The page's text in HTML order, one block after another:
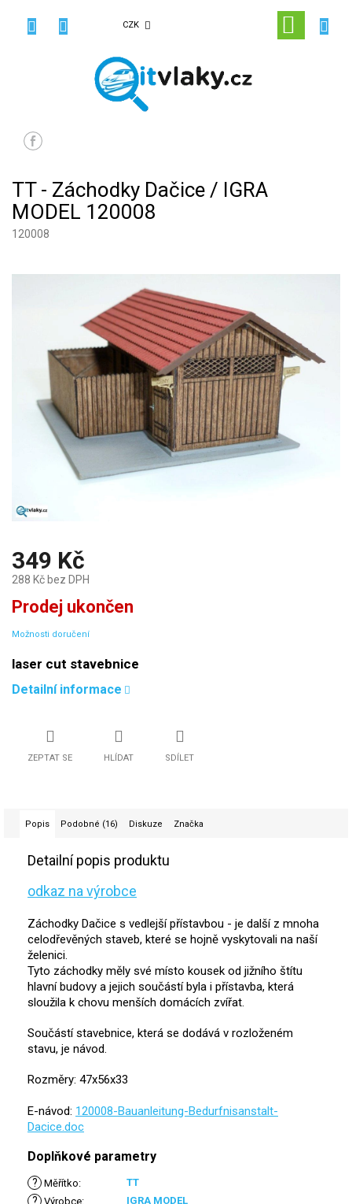
CZK
KOŠÍK
TT - Záchodky Dačice / IGRA
MODEL 120008
120008
349 Kč
288 Kč bez DPH
Měrná
cena:
Prodej ukončen
Možnosti doručení
laser cut stavebnice
Detailní informace
ZEPTAT SE HLÍDAT SDÍLET
Popis Podobné (16) Diskuze Značka
Detailní popis produktu
odkaz na výrobce
Záchodky Dačice s vedlejší přístavbou - je další z mnoha
celodřevěných staveb, které se hojně vyskytovali na naší
želenici.
Tyto záchodky měly své místo kousek od jižního štítu
hlavní budovy a jejich součástí byla i přístavba, která
sloužila k chovu menších domácích zvířat.
Součástí stavebnice, která se dodává v rozloženém
stavu, je návod.
Rozměry: 47x56x33
E-návod: 120008-Bauanleitung-Bedurfnisanstalt-
Dacice.doc
Doplňkové parametry
? Měřítko: TT
? Výrobce: IGRA MODEL